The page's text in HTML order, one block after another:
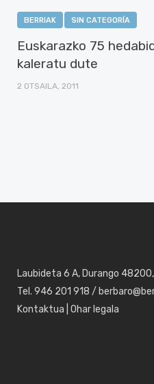
BERRIAK SIN CATEGORÍA
Euskarazko 75
kaleratu dute
2 OTSAILA, 2011
Laubideta 6 A, Durango
Tel. 946 201 918 /
Kontaktua Ohar legala